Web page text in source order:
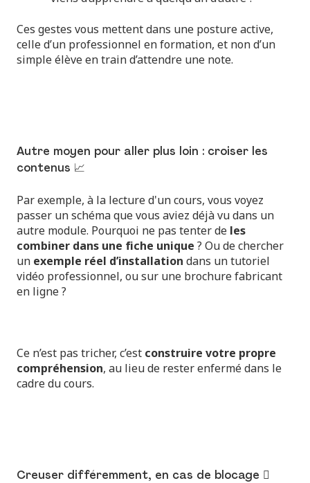
Ces gestes vous mettent dans une posture active,
celle d’un professionnel en formation, et non d’un
simple élève en train d’attendre une note.
Autre moyen pour aller plus loin : croiser les
contenus 📈
Par exemple, à la lecture d'un cours, vous voyez
passer un schéma que vous aviez déjà vu dans un
autre module. Pourquoi ne pas tenter de les
combiner dans une fiche unique ? Ou de chercher
un exemple réel d’installation dans un tutoriel
vidéo professionnel, ou sur une brochure fabricant
en ligne ?
Ce n’est pas tricher, c’est construire votre propre
compréhension, au lieu de rester enfermé dans le
cadre du cours.
Creuser différemment, en cas de blocage 🪏